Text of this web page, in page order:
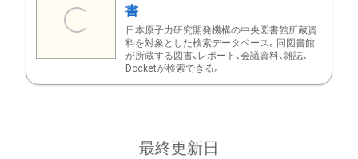
書
日本原子力研究開発機構の中央図書館所蔵資
料を対象とした検索データベース。同図書館
が所蔵する図書、レポート、会議資料、雑誌、
Docketが検索できる。
最終更新日